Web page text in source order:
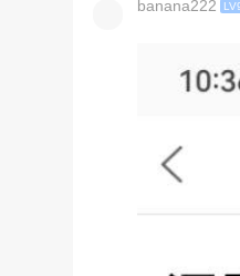
banana222